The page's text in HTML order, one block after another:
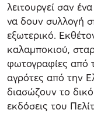
λειτουργεί σαν
να δουν συλλογή
εξωτερικό.
καλαμποκιού,
φωτογραφίες από
αγρότες από την
διασώζουν το
εκδόσεις του